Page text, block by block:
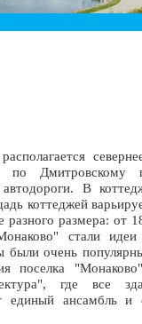
по
В
коттеджей
размера: от
стали идеи
были очень
поселка
где все
единый ансамбль и